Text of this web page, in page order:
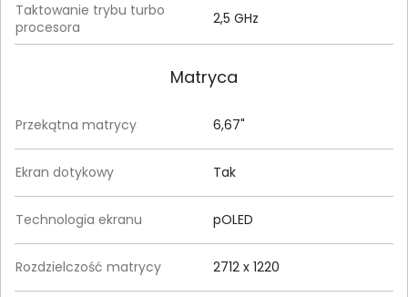
Taktowanie trybu turbo
procesora
2,5 GHz
Matryca
Przekątna matrycy 6,67"
Ekran dotykowy Tak
Technologia ekranu pOLED
Rozdzielczość matrycy 2712 x 1220